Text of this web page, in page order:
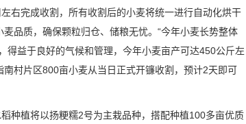
右完成收割，所有收割后的小麦将统一进行自动化烘干
品质，确保颗粒归仓、储粮无忧。“今年小麦长势整体
得益于良好的气候和管理，今年小麦亩产可达450公斤左
村片区800亩小麦从当日正式开镰收割，预计2天即可
种植将以扬粳糯2号为主栽品种，搭配种植100多亩优质